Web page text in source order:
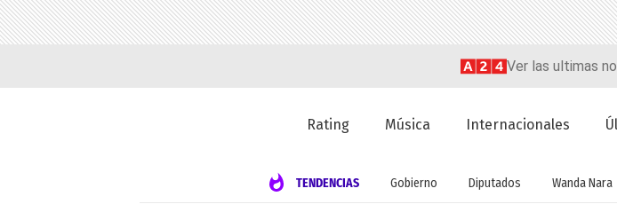
Ver las ultimas
Rating Música Internacionales
TENDENCIAS Gobierno Diputados Wanda Nara